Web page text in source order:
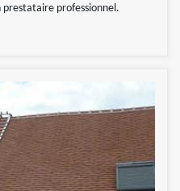
professionnel.